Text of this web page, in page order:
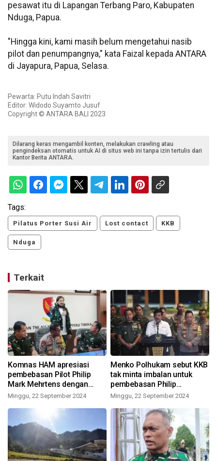
pesawat itu di Lapangan Terbang Paro, Kabupaten
Nduga, Papua.
"Hingga kini, kami masih belum mengetahui nasib
pilot dan penumpangnya," kata Faizal kepada ANTARA
di Jayapura, Papua, Selasa.
Pewarta: Putu Indah Savitri
Editor: Widodo Suyamto Jusuf
Copyright © ANTARA BALI 2023
Dilarang keras mengambil konten, melakukan crawling atau
pengindeksan otomatis untuk AI di situs web ini tanpa izin tertulis dari
Kantor Berita ANTARA.
Tags:
Pilatus Porter Susi Air Lost contact KKB
Nduga
Terkait
Komnas HAM apresiasi
pembebasan Pilot Philip
Mark Mehrtens dengan
persuasif
Minggu, 22 September 2024
Menko Polhukam sebut KKB
tak minta imbalan untuk
pembebasan Philip
Mehrtens
Minggu, 22 September 2024